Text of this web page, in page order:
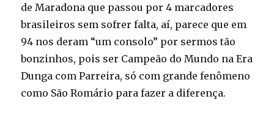
de Maradona que passou por 4 marcadores
brasileiros sem sofrer falta, aí, parece que em
94 nos deram “um consolo” por sermos tão
bonzinhos, pois ser Campeão do Mundo na Era
Dunga com Parreira, só com grande fenômeno
como São Romário para fazer a diferença.